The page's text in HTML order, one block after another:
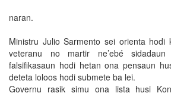
naran.
Ministru Julio Sarmento sei orienta hodi
veteranu no martir ne’ebé
falsifikasaun hodi hetan ona pensaun
deteta loloos hodi submete ba lei.
Governu rasik simu ona lista husi